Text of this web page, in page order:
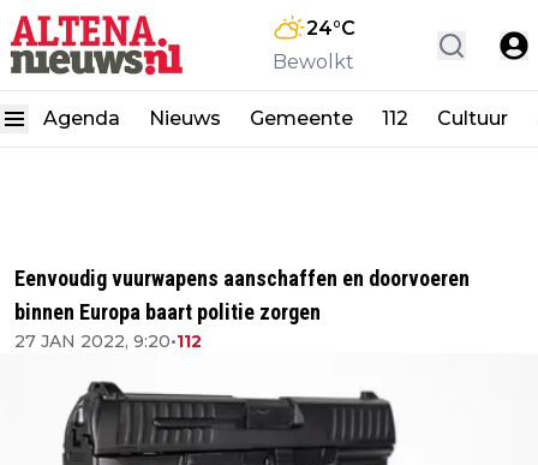
24°C
Bewolkt
Agenda Nieuws Gemeente 112 Cultuur
Eenvoudig vuurwapens aanschaffen en doorvoeren
binnen Europa baart politie zorgen
27 JAN 2022, 9:20•112